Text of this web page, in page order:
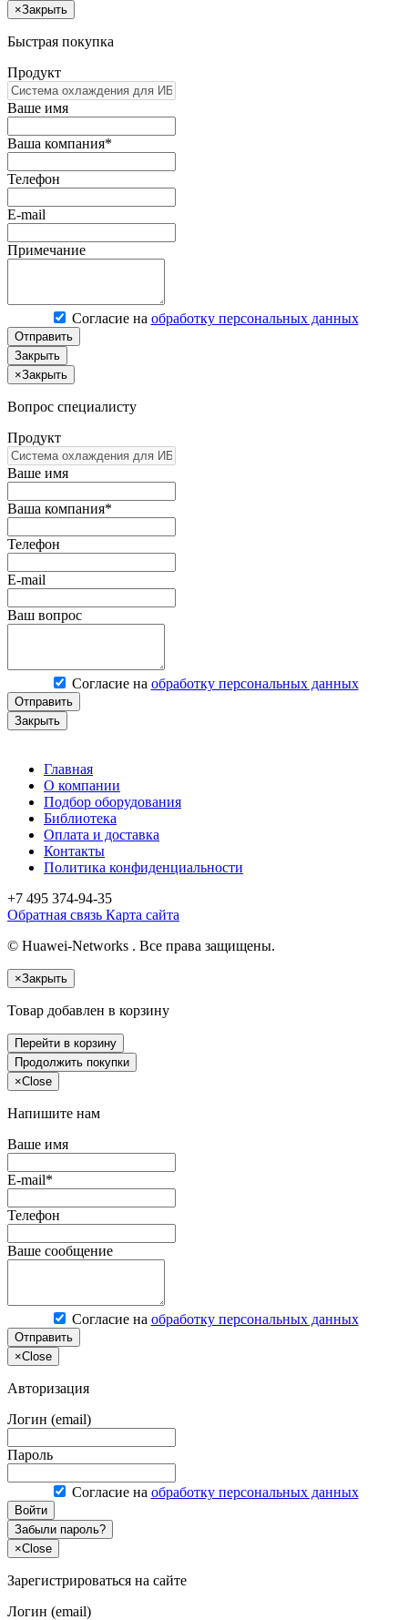
×Закрыть
Быстрая покупка
Продукт
Ваше имя
Ваша компания*
Телефон
E-mail
Примечание
Согласие на обработку персональных данных
Отправить
Закрыть
×Закрыть
Вопрос специалисту
Продукт
Ваше имя
Ваша компания*
Телефон
E-mail
Ваш вопрос
Согласие на обработку персональных данных
Отправить
Закрыть
Главная
О компании
Подбор оборудования
Библиотека
Оплата и доставка
Контакты
Политика конфиденциальности
+7 495 374-94-35
Обратная связь Карта сайта
© Huawei-Networks . Все права защищены.
×Закрыть
Товар добавлен в корзину
Перейти в корзину
Продолжить покупки
×Close
Напишите нам
Ваше имя
E-mail*
Телефон
Ваше сообщение
Согласие на обработку персональных данных
Отправить
×Close
Авторизация
Логин (email)
Пароль
Согласие на обработку персональных данных
Войти
Забыли пароль?
×Close
Зарегистрироваться на сайте
Логин (email)